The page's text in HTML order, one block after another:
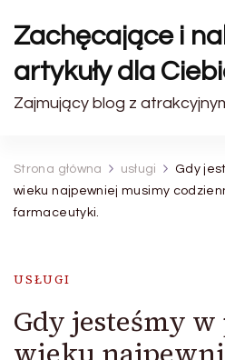
Zachęcające i
artykuły dla
Zajmujący blog z
Strona główna usługi
Gdy
wieku najpewniej musimy
farmaceutyki.
USŁUGI
Gdy jesteśmy w